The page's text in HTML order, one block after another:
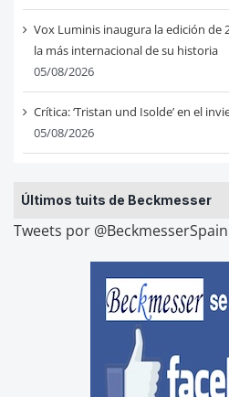
Vox Luminis inaugura la edición de
la más internacional de su historia
05/08/2026
Crítica: ‘Tristan und Isolde’ en el
05/08/2026
Últimos tuits de Beckmesser
Tweets por @BeckmesserSpain